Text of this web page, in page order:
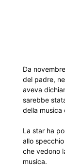
Da novembre
del padre,
aveva
sarebbe
della
La star ha
allo
che vedono
musica.